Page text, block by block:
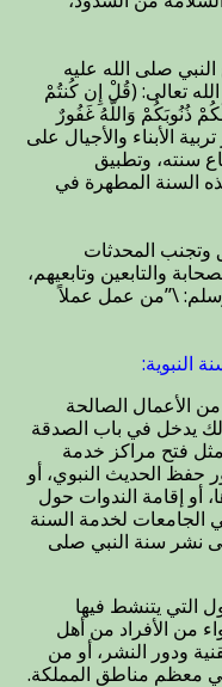
صلى الله عليه
تعالى: (قُلْ إِن كُنتُمْ
ذُنُوبَكُمْ وَاللّهُ غَفُورٌ
الأمر تربية الأبناء والأجيال على
سنته، وتطبيق
السنة المطهرة في
وتجنب المحدثات
والتابعين وتابعيهم،
وسلم: \”من عمل عملاً
النبوية:
من الأعمال الصالحة
يدخل في باب الصدقة
مثل فتح مراكز خدمة
حفظ الحديث النبوي، أو
أو إقامة الندوات حول
الجامعات لخدمة السنة
نشر سنة النبي صلى
التي يتنشط فيها
من الأفراد من أهل
ودور النشر، أو من
معظم مناطق المملكة.